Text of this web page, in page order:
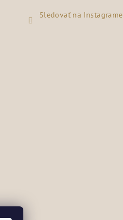
Sledovať na Instagrame